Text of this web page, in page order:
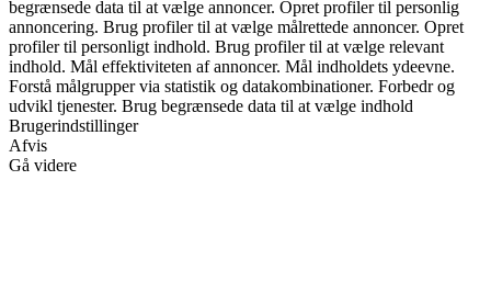
begrænsede data til at vælge annoncer. Opret profiler til personlig
annoncering. Brug profiler til at vælge målrettede annoncer. Opret
profiler til personligt indhold. Brug profiler til at vælge relevant
indhold. Mål effektiviteten af annoncer. Mål indholdets ydeevne.
Forstå målgrupper via statistik og datakombinationer. Forbedr og
udvikl tjenester. Brug begrænsede data til at vælge indhold
Brugerindstillinger
Afvis
Gå videre